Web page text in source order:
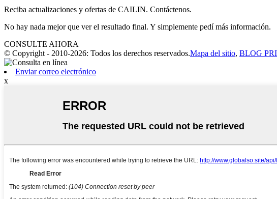
Reciba actualizaciones y ofertas de CAILIN. Contáctenos.
No hay nada mejor que ver el resultado final. Y simplemente pedí más información.
CONSULTE AHORA
© Copyright - 2010-2026: Todos los derechos reservados.Mapa del sitio, BLOG
Enviar correo electrónico
x